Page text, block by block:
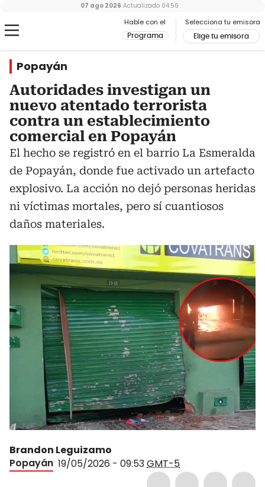
Hable con el
Programa
Selecciona tu emisora
Elige tu emisora
07 ago 2026 Actualizado 04:56
Popayán
Autoridades investigan un
nuevo atentado terrorista
contra un establecimiento
comercial en Popayán
El hecho se registró en el barrio La Esmeralda
de Popayán, donde fue activado un artefacto
explosivo. La acción no dejó personas heridas
ni víctimas mortales, pero sí cuantiosos
daños materiales.
Brandon Leguizamo
Popayán 19/05/2026 - 09:53GMT-5